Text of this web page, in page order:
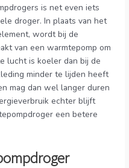
is net even iets
droger. In plaats van het
wordt bij de
van een warmtepomp om
lucht is koeler dan bij de
minder te lijden heeft
mag dan wel langer duren
echter blijft
een betere